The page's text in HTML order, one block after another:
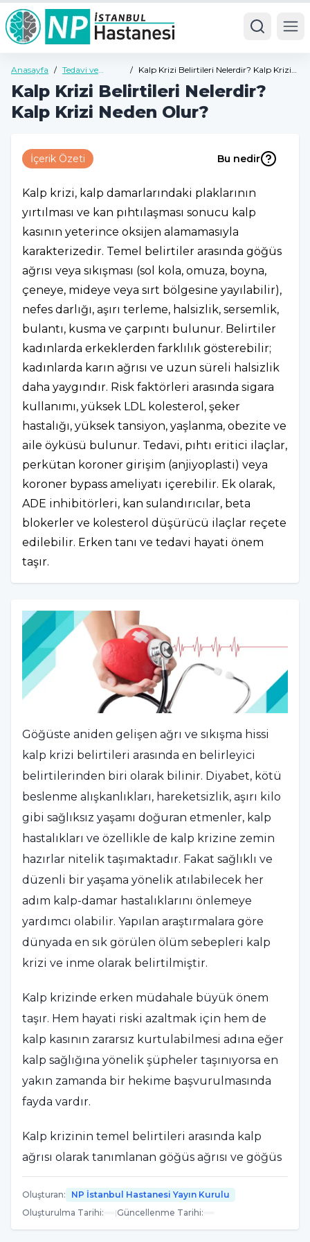
Anasayfa / Tedavi ve
/ Kalp Krizi Belirtileri Nelerdir? Kalp Krizi
Kalp Krizi Belirtileri Nelerdir?
Kalp Krizi Neden Olur?
İçerik Özeti Bu nedir
Kalp krizi, kalp damarlarındaki plaklarının
yırtılması ve kan pıhtılaşması sonucu kalp
kasının yeterince oksijen alamamasıyla
karakterizedir. Temel belirtiler arasında göğüs
ağrısı veya sıkışması (sol kola, omuza, boyna,
çeneye, mideye veya sırt bölgesine yayılabilir),
nefes darlığı, aşırı terleme, halsizlik, sersemlik,
bulantı, kusma ve çarpıntı bulunur. Belirtiler
kadınlarda erkeklerden farklılık gösterebilir;
kadınlarda karın ağrısı ve uzun süreli halsizlik
daha yaygındır. Risk faktörleri arasında sigara
kullanımı, yüksek LDL kolesterol, şeker
hastalığı, yüksek tansiyon, yaşlanma, obezite ve
aile öyküsü bulunur. Tedavi, pıhtı eritici ilaçlar,
perkütan koroner girişim (anjiyoplasti) veya
koroner bypass ameliyatı içerebilir. Ek olarak,
ADE inhibitörleri, kan sulandırıcılar, beta
blokerler ve kolesterol düşürücü ilaçlar reçete
edilebilir. Erken tanı ve tedavi hayati önem
taşır.
Göğüste aniden gelişen ağrı ve sıkışma hissi
kalp krizi belirtileri arasında en belirleyici
belirtilerinden biri olarak bilinir. Diyabet, kötü
beslenme alışkanlıkları, hareketsizlik, aşırı kilo
gibi sağlıksız yaşamı doğuran etmenler, kalp
hastalıkları ve özellikle de kalp krizine zemin
hazırlar nitelik taşımaktadır. Fakat sağlıklı ve
düzenli bir yaşama yönelik atılabilecek her
adım kalp-damar hastalıklarını önlemeye
yardımcı olabilir. Yapılan araştırmalara göre
dünyada en sık görülen ölüm sebepleri kalp
krizi ve inme olarak belirtilmiştir.
Kalp krizinde erken müdahale büyük önem
taşır. Hem hayati riski azaltmak için hem de
kalp kasının zararsız kurtulabilmesi adına eğer
kalp sağlığına yönelik şüpheler taşınıyorsa en
yakın zamanda bir hekime başvurulmasında
fayda vardır.
Kalp krizinin temel belirtileri arasında kalp
ağrısı olarak tanımlanan göğüs ağrısı ve göğüs
sıkışması hissidir. Göğüste hissedilen bu ağrı,
birisi göğse baskı yapıyormuş hissi verir. Aynı
zamanda bu göğüs ağrısı sol kola, omuza,
Oluşturan:
NP İstanbul Hastanesi Yayın Kurulu
Oluşturulma Tarihi: |Güncellenme Tarihi: